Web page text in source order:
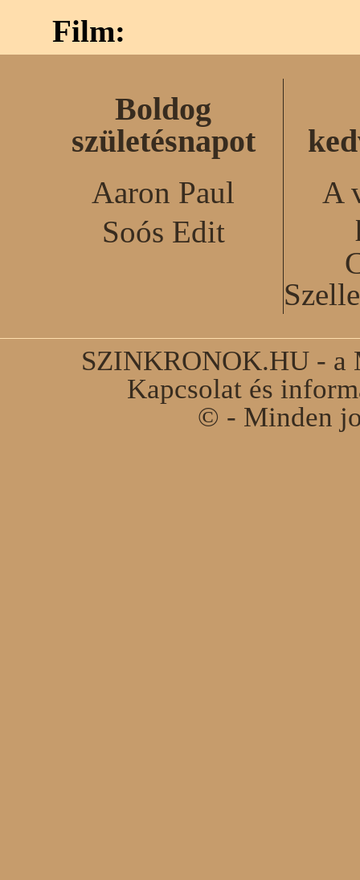
Film:
Boldog
születésnapot
Aaron Paul
Soós Edit
A
SZINKRONOK.HU - a
Kapcsolat és
© - Minden